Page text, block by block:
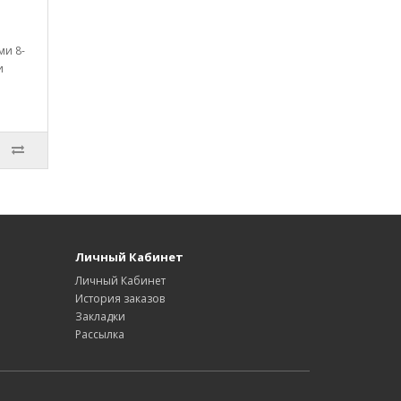
8-
Личный Кабинет
Личный Кабинет
История заказов
Закладки
Рассылка